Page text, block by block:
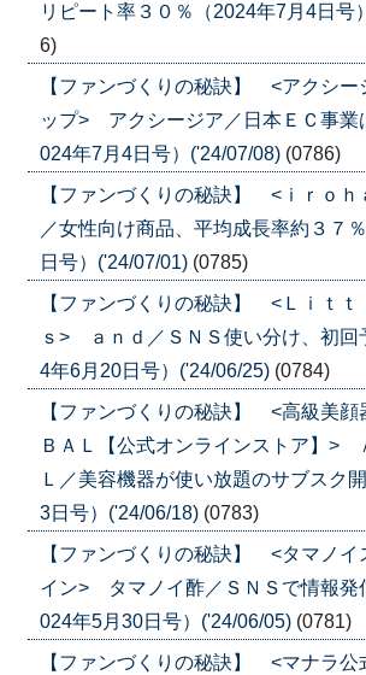
リピート率３０％（2024年7月4日号
6)
【ファンづくりの秘訣】 <アクシ
ップ> アクシージア／日本ＥＣ事業
024年7月4日号）('24/07/08) (0786)
【ファンづくりの秘訣】 <ｉｒｏ
／女性向け商品、平均成長率約３７
日号）('24/07/01) (0785)
【ファンづくりの秘訣】 <Ｌｉｔ
ｓ> ａｎｄ／ＳＮＳ使い分け、初回
4年6月20日号）('24/06/25) (0784)
【ファンづくりの秘訣】 <高級美顔
ＢＡＬ【公式オンラインストア】>
Ｌ／美容機器が使い放題のサブスク
3日号）('24/06/18) (0783)
【ファンづくりの秘訣】 <タマノイ
イン> タマノイ酢／ＳＮＳで情報発
024年5月30日号）('24/06/05) (0781)
【ファンづくりの秘訣】 <マナラ公